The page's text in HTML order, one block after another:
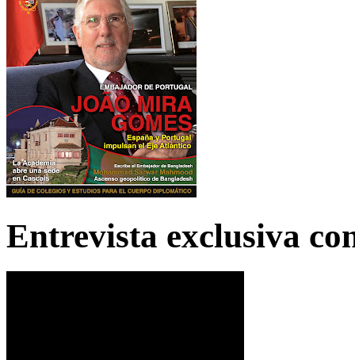
Entrevista exclusiva